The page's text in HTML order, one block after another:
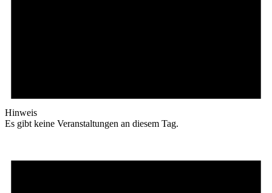
Hinweis
Es gibt keine Veranstaltungen an diesem Tag.